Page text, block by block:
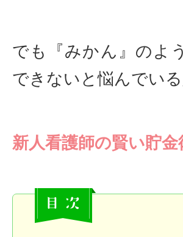
でも『みかん』のよ
できないと悩んでい
新人看護師の賢い貯金